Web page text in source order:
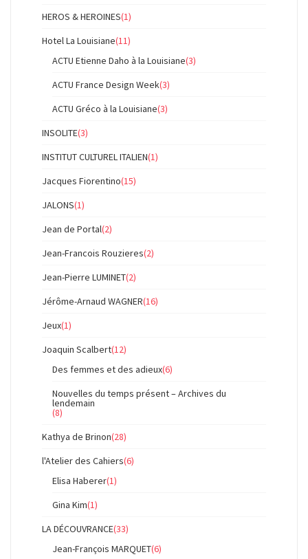
HEROS & HEROINES(1)
Hotel La Louisiane(11)
ACTU Etienne Daho à la Louisiane(3)
ACTU France Design Week(3)
ACTU Gréco à la Louisiane(3)
INSOLITE(3)
INSTITUT CULTUREL ITALIEN(1)
Jacques Fiorentino(15)
JALONS(1)
Jean de Portal(2)
Jean-Francois Rouzieres(2)
Jean-Pierre LUMINET(2)
Jérôme-Arnaud WAGNER(16)
Jeux(1)
Joaquin Scalbert(12)
Des femmes et des adieux(6)
Nouvelles du temps présent – Archives du
lendemain
(8)
Kathya de Brinon(28)
l'Atelier des Cahiers(6)
Elisa Haberer(1)
Gina Kim(1)
LA DÉCOUVRANCE(33)
Jean-François MARQUET(6)